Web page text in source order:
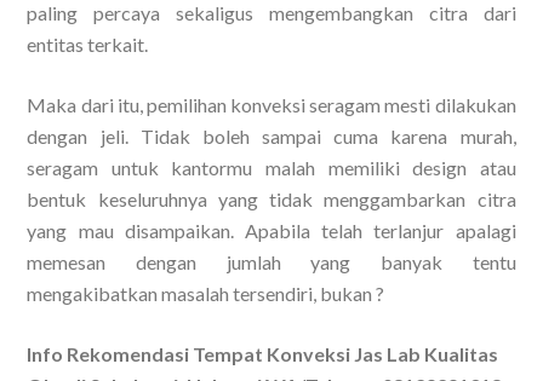
paling percaya sekaligus mengembangkan citra dari
entitas terkait.
Maka dari itu, pemilihan konveksi seragam mesti dilakukan
dengan jeli. Tidak boleh sampai cuma karena murah,
seragam untuk kantormu malah memiliki design atau
bentuk keseluruhnya yang tidak menggambarkan citra
yang mau disampaikan. Apabila telah terlanjur apalagi
memesan dengan jumlah yang banyak tentu
mengakibatkan masalah tersendiri, bukan ?
Info Rekomendasi Tempat Konveksi Jas Lab Kualitas